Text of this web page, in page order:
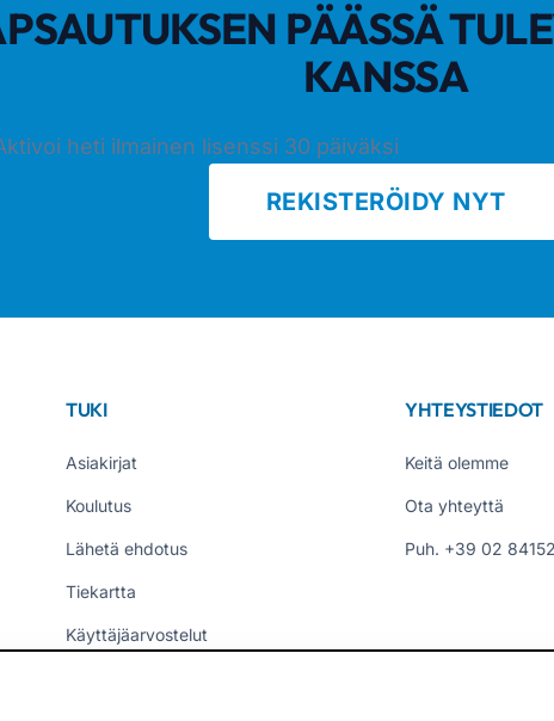
PÄÄSSÄ
KANSSA
heti ilmainen lisenssi 30 päiväksi
REKISTERÖIDY NYT
TUKI
Asiakirjat
Koulutus
Lähetä ehdotus
Tiekartta
Käyttäjäarvostelut
YHTEYSTIEDOT
Keitä olemme
Ota yhteyttä
Puh. +39 02